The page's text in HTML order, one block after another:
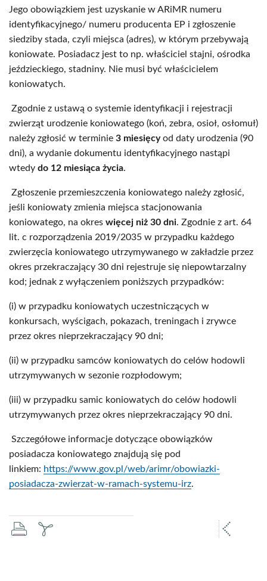
Jego obowiązkiem jest uzyskanie w ARiMR numeru
identyfikacyjnego/ numeru producenta EP i zgłoszenie
siedziby stada, czyli miejsca (adres), w którym przebywają
koniowate. Posiadacz jest to np. właściciel stajni, ośrodka
jeździeckiego, stadniny. Nie musi być właścicielem
koniowatych.
Zgodnie z ustawą o systemie identyfikacji i rejestracji
zwierząt urodzenie koniowatego (koń, zebra, osioł, osłomuł)
należy zgłosić w terminie 3 miesięcyod daty urodzenia (90
dni), a wydanie dokumentu identyfikacyjnego nastąpi
wtedy do 12 miesiąca życia.
Zgłoszenie przemieszczenia koniowatego należy zgłosić,
jeśli koniowaty zmienia miejsca stacjonowania
koniowatego, na okres więcej niż 30 dni. Zgodnie z art. 64
lit. c rozporządzenia 2019/2035 w przypadku każdego
zwierzęcia koniowatego utrzymywanego w zakładzie przez
okres przekraczający 30 dni rejestruje się niepowtarzalny
kod; jednak z wyłączeniem poniższych przypadków:
(i) w przypadku koniowatych uczestniczących w
konkursach, wyścigach, pokazach, treningach i zrywce
przez okres nieprzekraczający 90 dni;
(ii) w przypadku samców koniowatych do celów hodowli
utrzymywanych w sezonie rozpłodowym;
(iii) w przypadku samic koniowatych do celów hodowli
utrzymywanych przez okres nieprzekraczający 90 dni.
Szczegółowe informacje dotyczące obowiązków
posiadacza koniowatego znajdują się pod
linkiem: https://www.gov.pl/web/arimr/obowiazki-
posiadacza-zwierzat-w-ramach-systemu-irz.
drukujzapisz